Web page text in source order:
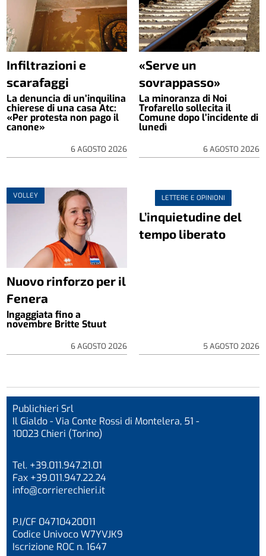
Infiltrazioni e
scarafaggi
La denuncia di un’inquilina
chierese di una casa Atc:
«Per protesta non pago il
canone»
6 AGOSTO 2026
«Serve un
sovrappasso»
La minoranza di Noi
Trofarello sollecita il
Comune dopo l’incidente di
lunedì
6 AGOSTO 2026
VOLLEY
Nuovo rinforzo per il
Fenera
Ingaggiata fino a
novembre Britte Stuut
6 AGOSTO 2026
LETTERE E OPINIONI
L’inquietudine del
tempo liberato
5 AGOSTO 2026
Publichieri Srl
Il Gialdo - Via Conte Rossi di Montelera, 51 -
10023 Chieri (Torino)
Tel. +39.011.947.21.01
Fax +39.011.947.22.24
info@corrierechieri.it
P.I/CF 04710420011
Codice Univoco W7YVJK9
Iscrizione ROC n. 1647